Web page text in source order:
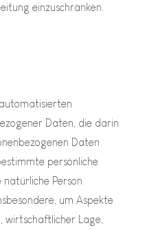
einzuschränken.
Daten, die darin
Daten
persönliche
natürliche Person
um Aspekte
wirtschaftlicher Lage,